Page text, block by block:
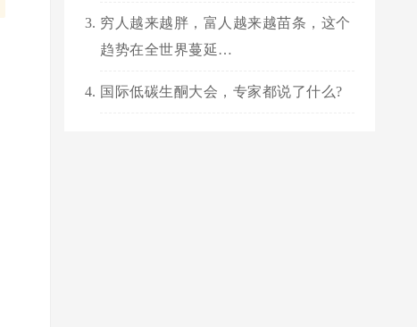
穷人越来越胖，富人越来越苗条，这个
趋势在全世界蔓延…
国际低碳生酮大会，专家都说了什么?